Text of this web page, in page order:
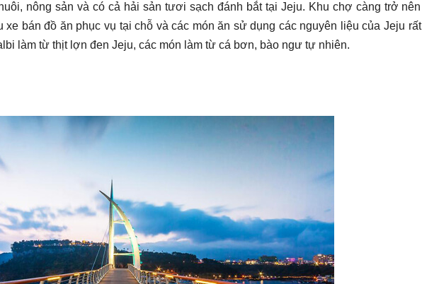
nông sản và có cả hải sản tươi sạch đánh bắt tại Jeju. Khu chợ càng trở nên
xe bán đồ ăn phục vụ tại chỗ và các món ăn sử dụng các nguyên liệu của Jeju rất
làm từ thịt lợn đen Jeju, các món làm từ cá bơn, bào ngư tự nhiên.